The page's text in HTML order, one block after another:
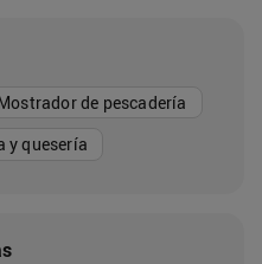
de pescadería
y quesería